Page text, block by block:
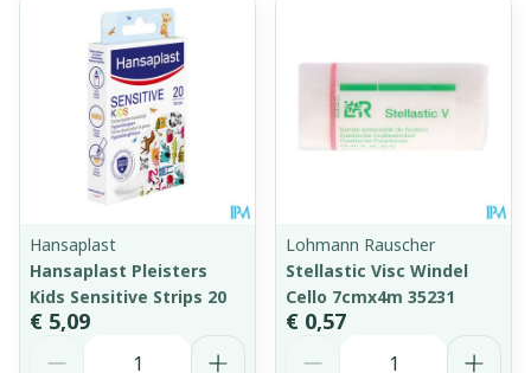
Hansaplast
Hansaplast Pleisters
Kids Sensitive Strips 20
€ 5,09
Lohmann Rauscher
Stellastic Visc Windel
Cello 7cmx4m 35231
€ 0,57